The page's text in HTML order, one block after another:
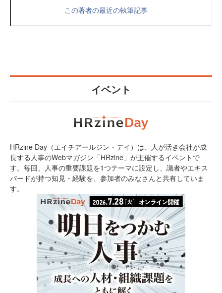
この著者の最近の執筆記事
イベント
HRzine Day（エイチアールジン・デイ）は、人が活き会社が成
長する人事のWebマガジン「HRzine」が主催するイベントで
す。毎回、人事の重要課題を1つテーマに設定し、識者やエキス
パードが持つ知見・経験を、参加者のみなさんと共有していま
す。